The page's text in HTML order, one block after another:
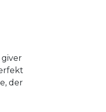
der